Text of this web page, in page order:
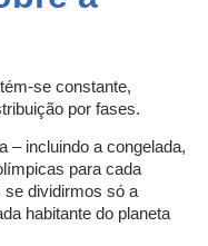
se constante,
por fases.
– incluindo a congelada,
para cada
se dividirmos só a
habitante do planeta